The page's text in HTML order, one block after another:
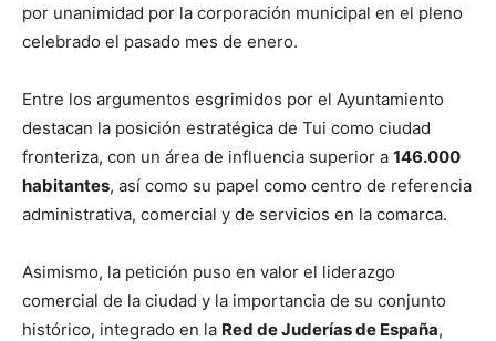
por unanimidad por la corporación municipal en el pleno
celebrado el pasado mes de enero.
Entre los argumentos esgrimidos por el Ayuntamiento
destacan la posición estratégica de Tui como ciudad
fronteriza, con un área de influencia superior a 146.000
habitantes, así como su papel como centro de referencia
administrativa, comercial y de servicios en la comarca.
Asimismo, la petición puso en valor el liderazgo
comercial de la ciudad y la importancia de su conjunto
histórico, integrado en la Red de Juderías de España,